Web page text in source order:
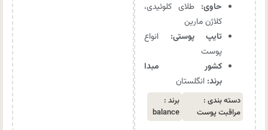
حاوی: طلای کلوئیدی،
کلاژن مارین
تایپ پوستی: انواع
پوست
کشور مبدا
برند: انگلستان
دسته بندی :
مراقبت پوست
برند :
balance